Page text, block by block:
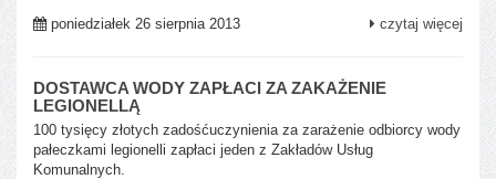
poniedziałek 26 sierpnia 2013
czytaj więcej
DOSTAWCA WODY ZAPŁACI ZA ZAKAŻENIE
LEGIONELLĄ
100 tysięcy złotych zadośćuczynienia za zarażenie odbiorcy wody
pałeczkami legionelli zapłaci jeden z Zakładów Usług
Komunalnych.